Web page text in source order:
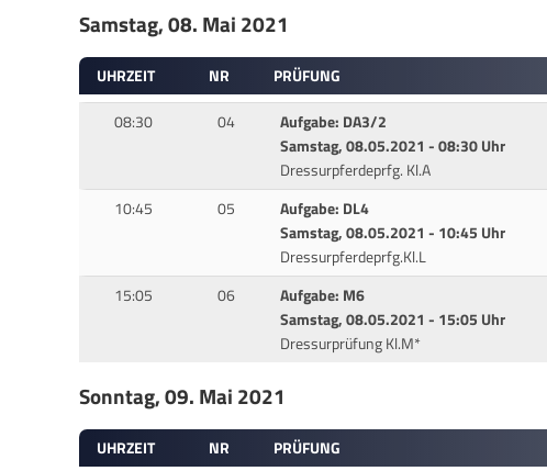
Samstag, 08. Mai 2021
UHRZEIT NR PRÜFUNG
08:30
04
Aufgabe: DA3/2
Samstag, 08.05.2021 - 08:30 Uhr
Dressurpferdeprfg. Kl.A
10:45 05
Aufgabe: DL4
Samstag, 08.05.2021 - 10:45 Uhr
Dressurpferdeprfg.Kl.L
15:05 06
Aufgabe: M6
Samstag, 08.05.2021 - 15:05 Uhr
Dressurprüfung Kl.M*
Sonntag, 09. Mai 2021
UHRZEIT NR PRÜFUNG